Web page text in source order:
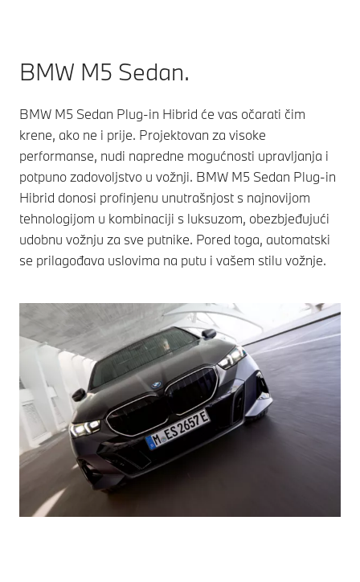
BMW M5 Sedan.
BMW M5 Sedan Plug-in Hibrid će vas očarati čim
krene, ako ne i prije. Projektovan za visoke
performanse, nudi napredne mogućnosti upravljanja i
potpuno zadovoljstvo u vožnji. BMW M5 Sedan Plug-in
Hibrid donosi profinjenu unutrašnjost s najnovijom
tehnologijom u kombinaciji s luksuzom, obezbjeđujući
udobnu vožnju za sve putnike. Pored toga, automatski
se prilagođava uslovima na putu i vašem stilu vožnje.